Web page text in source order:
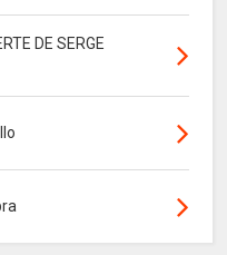
DE SERGE